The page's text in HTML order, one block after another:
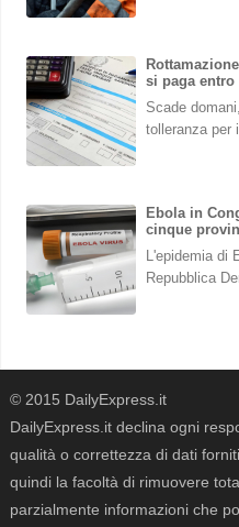
si paga
Scade
tolleranza per
Ebola in
cinque
L'epidemia di
Repubblica
© 2015 DailyExpress.it
DailyExpress.it declina ogni
qualità o correttezza di dati
quindi la facoltà di rimuovere
parzialmente informazioni che